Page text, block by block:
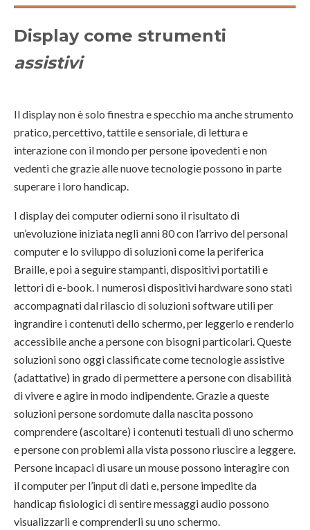
Display come strumenti
assistivi
Il display non è solo finestra e specchio ma anche strumento
pratico, percettivo, tattile e sensoriale, di lettura e
interazione con il mondo per persone ipovedenti e non
vedenti che grazie alle nuove tecnologie possono in parte
superare i loro handicap.
I display dei computer odierni sono il risultato di
un’evoluzione iniziata negli anni 80 con l’arrivo del personal
computer e lo sviluppo di soluzioni come la periferica
Braille, e poi a seguire stampanti, dispositivi portatili e
lettori di e-book. I numerosi dispositivi hardware sono stati
accompagnati dal rilascio di soluzioni software utili per
ingrandire i contenuti dello schermo, per leggerlo e renderlo
accessibile anche a persone con bisogni particolari. Queste
soluzioni sono oggi classificate come tecnologie assistive
(adattative) in grado di permettere a persone con disabilità
di vivere e agire in modo indipendente. Grazie a queste
soluzioni persone sordomute dalla nascita possono
comprendere (ascoltare) i contenuti testuali di uno schermo
e persone con problemi alla vista possono riuscire a leggere.
Persone incapaci di usare un mouse possono interagire con
il computer per l’input di dati e, persone impedite da
handicap fisiologici di sentire messaggi audio possono
visualizzarli e comprenderli su uno schermo.